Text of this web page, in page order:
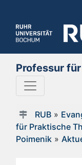
Professur
RUB»
für Praktische
Poimenik »